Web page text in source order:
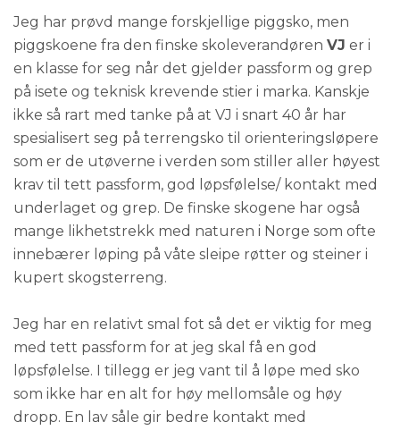
Jeg har prøvd mange forskjellige piggsko, men
piggskoene fra den finske skoleverandøren VJ er i
en klasse for seg når det gjelder passform og grep
på isete og teknisk krevende stier i marka. Kanskje
ikke så rart med tanke på at VJ i snart 40 år har
spesialisert seg på terrengsko til orienteringsløpere
som er de utøverne i verden som stiller aller høyest
krav til tett passform, god løpsfølelse/ kontakt med
underlaget og grep. De finske skogene har også
mange likhetstrekk med naturen i Norge som ofte
innebærer løping på våte sleipe røtter og steiner i
kupert skogsterreng.
Jeg har en relativt smal fot så det er viktig for meg
med tett passform for at jeg skal få en god
løpsfølelse. I tillegg er jeg vant til å løpe med sko
som ikke har en alt for høy mellomsåle og høy
dropp. En lav såle gir bedre kontakt med